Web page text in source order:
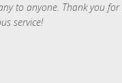
to anyone. Thank you for
service!